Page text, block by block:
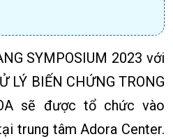
SYMPOSIUM 2023 với
LÝ BIẾN CHỨNG TRONG
sẽ được tổ chức vào
trung tâm Adora Center.